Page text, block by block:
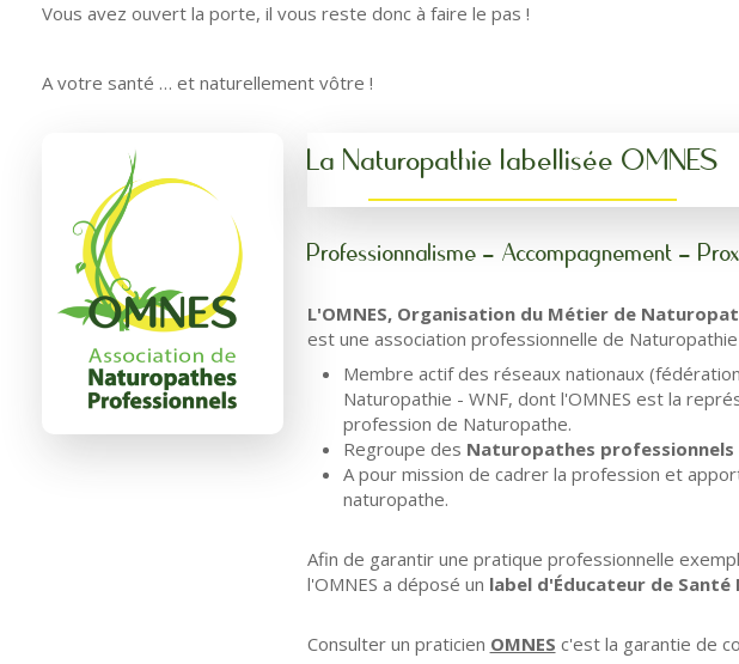
Vous avez ouvert la porte, il vous reste donc à faire le pas !
A votre santé … et naturellement vôtre !
La Naturopathie labellisée OMNES
Professionnalisme - Accompagnement -
L'OMNES, Organisation du Métier de
est une association professionnelle de
Membre actif des réseaux nationaux
Naturopathie - WNF, dont l'OMNES est la
profession de Naturopathe.
Regroupe des Naturopathes professionnels
A pour mission de cadrer la profession et
naturopathe.
Afin de garantir une pratique professionnelle
l'OMNES a déposé un label d'Éducateur de Santé
Consulter un praticien OMNES c'est la garantie de